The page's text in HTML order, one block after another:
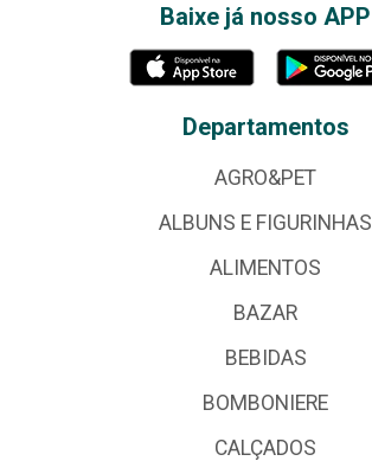
Baixe já nosso APP
Departamentos
AGRO&PET
ALBUNS E FIGURINHAS
ALIMENTOS
BAZAR
BEBIDAS
BOMBONIERE
CALÇADOS